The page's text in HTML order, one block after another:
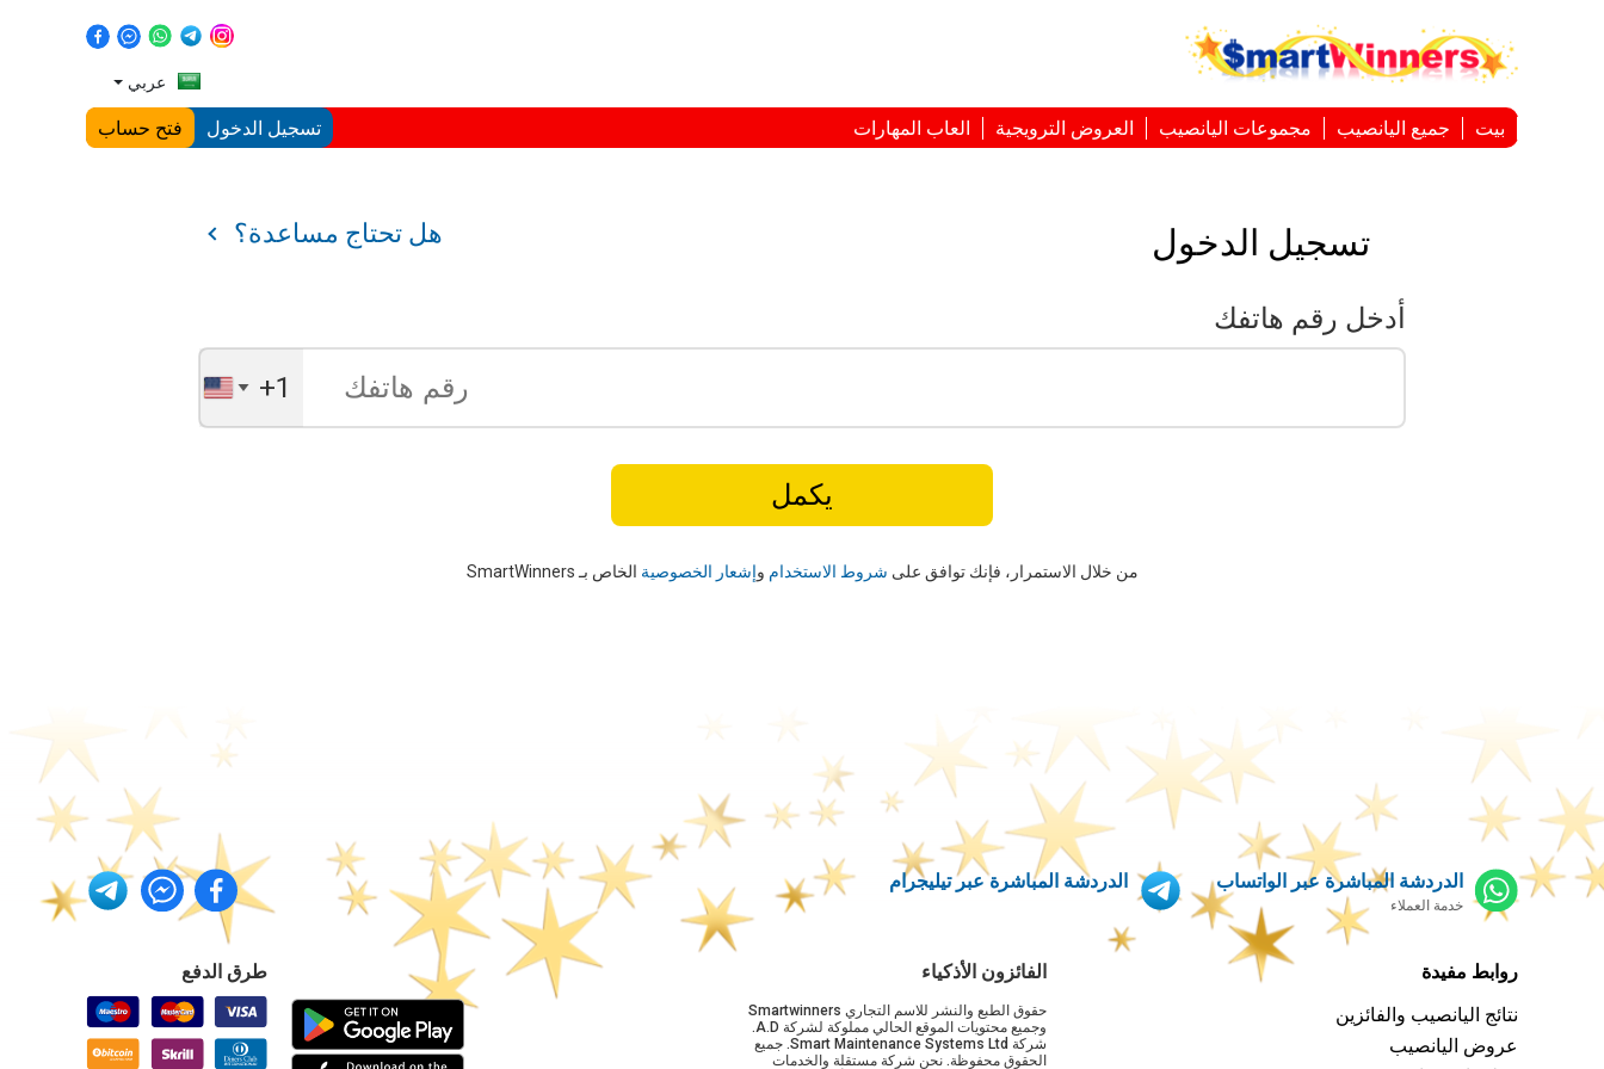
عربي
بيت جميع اليانصيب مجموعات اليانصيب العروض الترويجية العاب المهارات تسجيل الدخول فتح حساب
تسجيل الدخول هل تحتاج مساعدة؟
أدخل رقم هاتفك
United
States
+1
يكمل
من خلال الاستمرار، فإنك توافق على شروط الاستخدام وإشعار الخصوصية الخاص بـ SmartWinners
الدردشة المباشرة عبر الواتساب
خدمة العملاء
الدردشة المباشرة عبر تيليجرام
روابط مفيدة
نتائج اليانصيب والفائزين
عروض اليانصيب
الفائزون الأذكياء
حقوق الطبع والنشر للاسم التجاري Smartwinners
وجميع محتويات الموقع الحالي مملوكة لشركة A.D.
شركة Smart Maintenance Systems Ltd. جميع
الحقوق محفوظة. نحن شركة مستقلة والخدمات
طرق الدفع